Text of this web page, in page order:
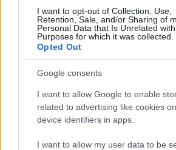
I want to opt-out of Collection, Use,
Retention, Sale, and/or Sharing of
Personal Data that Is Unrelated
Purposes for which it was collected.
Opted Out
Google consents
I want to allow Google to enable
related to advertising like cookies
device identifiers in apps.
I want to allow my user data to be
Cómo la crisis de refino está afectando
gasolina y el diésel
Lucía Herrera · 7 Ago 2026
FINANZAS